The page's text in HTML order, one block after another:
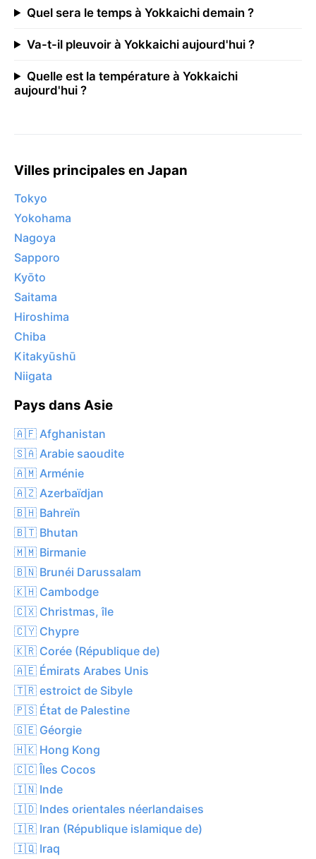
Quel sera le temps à Yokkaichi demain ?
Va-t-il pleuvoir à Yokkaichi aujourd'hui ?
Quelle est la température à Yokkaichi
aujourd'hui ?
Villes principales en Japan
Tokyo
Yokohama
Nagoya
Sapporo
Kyōto
Saitama
Hiroshima
Chiba
Kitakyūshū
Niigata
Pays dans Asie
🇦🇫 Afghanistan
🇸🇦 Arabie saoudite
🇦🇲 Arménie
🇦🇿 Azerbaïdjan
🇧🇭 Bahreïn
🇧🇹 Bhutan
🇲🇲 Birmanie
🇧🇳 Brunéi Darussalam
🇰🇭 Cambodge
🇨🇽 Christmas, île
🇨🇾 Chypre
🇰🇷 Corée (République de)
🇦🇪 Émirats Arabes Unis
🇹🇷 estroict de Sibyle
🇵🇸 État de Palestine
🇬🇪 Géorgie
🇭🇰 Hong Kong
🇨🇨 Îles Cocos
🇮🇳 Inde
🇮🇩 Indes orientales néerlandaises
🇮🇷 Iran (République islamique de)
🇮🇶 Iraq